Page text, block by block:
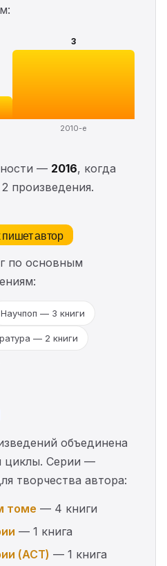
3
2010-е
— 2016, когда
произведения.
автор
по основным
Научпоп — 3 книги
— 2 книги
объединена
циклы. Серии —
творчества автора:
томе — 4 книги
— 1 книга
(АСТ) — 1 книга